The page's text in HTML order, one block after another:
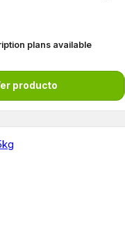
plans available
producto